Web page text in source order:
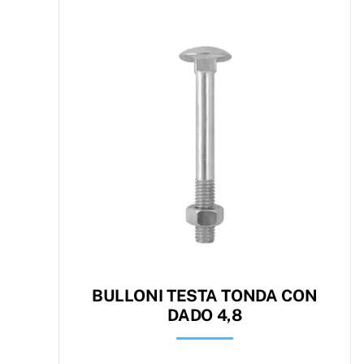
BULLONI TESTA TONDA CON
DADO 4,8